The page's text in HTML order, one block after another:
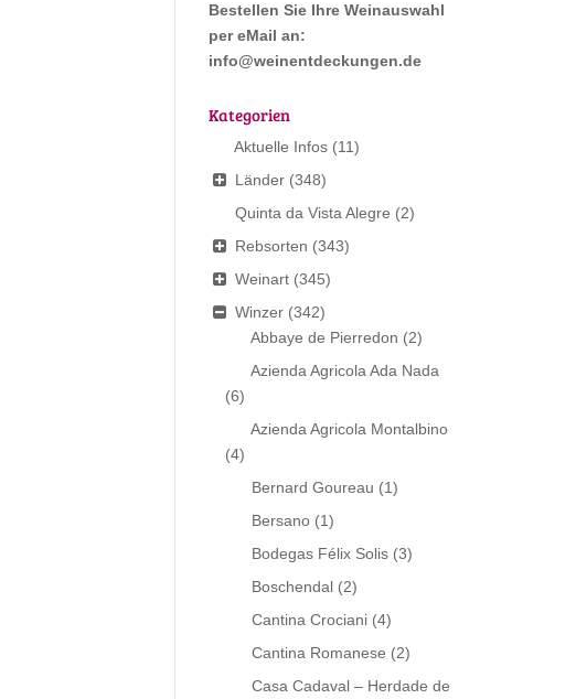
Bestellen Sie Ihre Weinauswahl
per eMail an:
info@weinentdeckungen.de
Kategorien
Aktuelle Infos (11)
Länder (348)
Quinta da Vista Alegre (2)
Rebsorten (343)
Weinart (345)
Winzer (342)
Abbaye de Pierredon (2)
Azienda Agricola Ada Nada
(6)
Azienda Agricola Montalbino
(4)
Bernard Goureau (1)
Bersano (1)
Bodegas Félix Solis (3)
Boschendal (2)
Cantina Crociani (4)
Cantina Romanese (2)
Casa Cadaval – Herdade de